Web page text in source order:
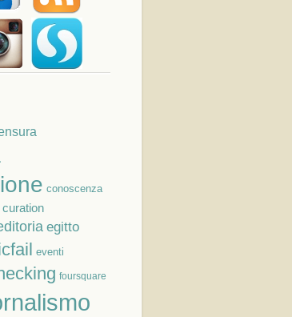
conoscenza
curation
egitto
eventi
foursquare